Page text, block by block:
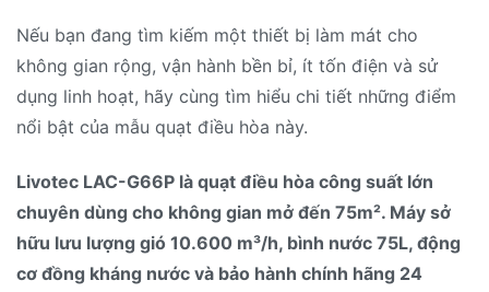
Nếu bạn đang tìm kiếm một thiết bị làm mát cho
không gian rộng, vận hành bền bỉ, ít tốn điện và sử
dụng linh hoạt, hãy cùng tìm hiểu chi tiết những điểm
nổi bật của mẫu quạt điều hòa này.
Livotec LAC-G66P là quạt điều hòa công suất lớn
chuyên dùng cho không gian mở đến 75m². Máy sở
hữu lưu lượng gió 10.600 m³/h, bình nước 75L, động
cơ đồng kháng nước và bảo hành chính hãng 24